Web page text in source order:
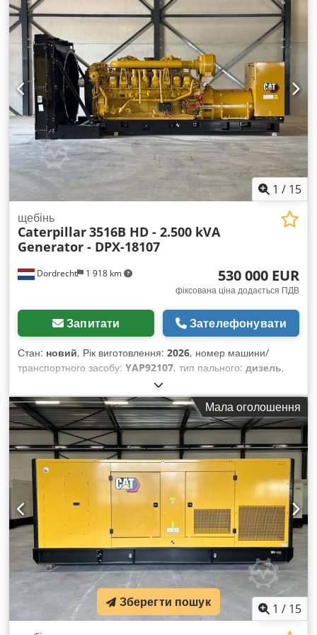
1 / 15
Dordrecht 1 918 km
щебінь
Caterpillar3516B HD - 2.500 kVA
Generator - DPX-18107
530 000 EUR
фіксована ціна додається ПДВ
Запитати Зателефонувати
Стан: новий, Рік виготовлення: 2026, номер машини/
транспортного засобу: YAP92107, тип пального: дизель,
Caterpillar 3516B HD
будівництво Власна вага: 18 290 кг Потужність генератора:
2 500 кВА Розміри вантажного відсіку: 638 x 229 x 237 см
CE-маркування: так Для отримання додаткової інформації
звертайтеся до команди DPX. Dkjdpfx Aoy R I D Seb Dor =
Додаткові опції та оснащення = - Панель керування
Мала оголошення
1 / 15
Зберегти пошук